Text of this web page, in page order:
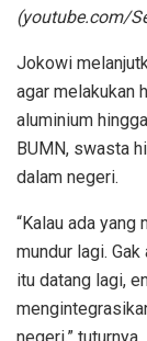
(youtube.com/
Jokowi
agar melakukan
aluminium
BUMN, swasta
dalam negeri.
“Kalau ada
mundur lagi.
itu datang lagi,
negeri,” tuturnya.